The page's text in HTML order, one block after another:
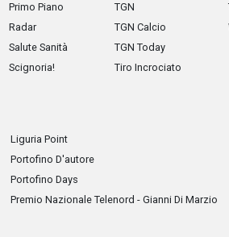
Primo Piano
Radar
Salute Sanità
Scignoria!
TGN
TGN Calcio
TGN Today
Tiro Incrociato
Liguria Point
Portofino D'autore
Portofino Days
Premio Nazionale Telenord - Gianni Di Marzio